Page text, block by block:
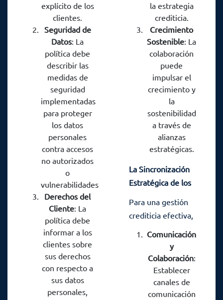
financiera con la
privacidad de sus
clientes. Algunos
aspectos clave de
una política de
manejo de datos
efectiva incluyen:
explícito de los
clientes.
Seguridad de
Datos: La
política debe
describir las
medidas de
seguridad
implementadas
para proteger
los datos
personales
contra accesos
no autorizados
o
vulnerabilidades.
Derechos del
Cliente: La
política debe
informar a los
clientes sobre
sus derechos
con respecto a
sus datos
personales,
la estrategia
crediticia.
Crecimiento
Sostenible: La
colaboración
puede
impulsar el
crecimiento y
la
sostenibilidad
a través de
alianzas
estratégicas.
La Sincronización
Estratégica de los
Para una gestión
crediticia efectiva,
es fundamental
gestores, el recabo
de firmas en
formato físico y los
acuerdos de
Comunicación
y
Colaboración:
Establecer
canales de
comunicación